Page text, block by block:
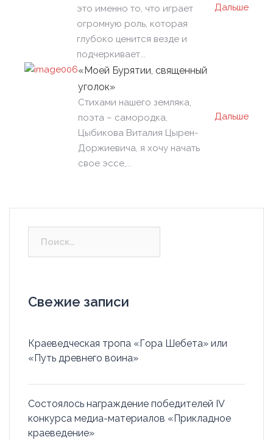
это именно то, что играет
огромную роль, которая
глубоко ценится везде и
подчеркивает...
Дальше
«Моей Бурятии, священный
уголок»
Стихами нашего земляка,
поэта – самородка,
Цыбикова Виталия Цырен-
Доржиевича, я хочу начать
свое эссе,...
Дальше
Свежие записи
Краеведческая тропа «Гора Шебета» или
«Путь древнего воина»
Состоялось награждение победителей IV
конкурса медиа-материалов «Прикладное
краеведение»